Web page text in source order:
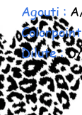
Agouti :
Dilute :